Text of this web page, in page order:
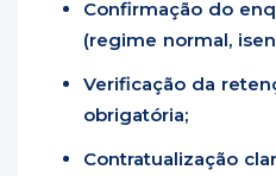
Confirmação do
(regime normal,
Verificação da
obrigatória;
Contratualização